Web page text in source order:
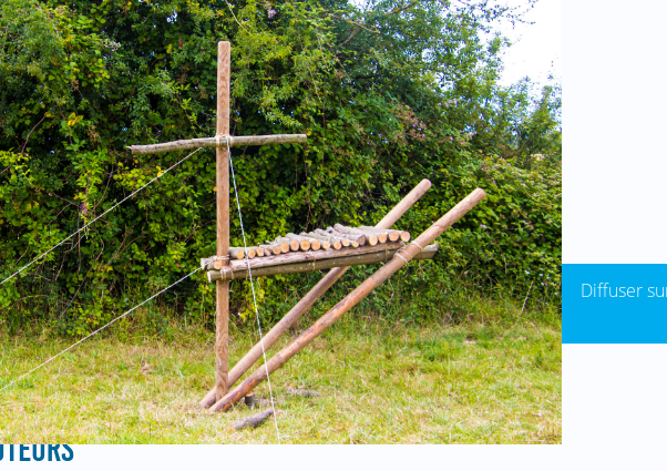
Vue générale de l’autel
?St François de Sales - 1ère Sallanches
à jour le13 novembre 2023)
sous certaines conditions
conçu, réalisé, entretenu et alimenté par une équipe 100% bénévole.
et tes achats surScoutConnection!
Envoyer par e-mail
Publier sur
Facebook
Diffuser